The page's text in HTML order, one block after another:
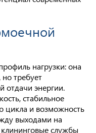
нагрузки: она
требует
отдачи энергии.
стабильное
цикла и возможность
выходами на
службы